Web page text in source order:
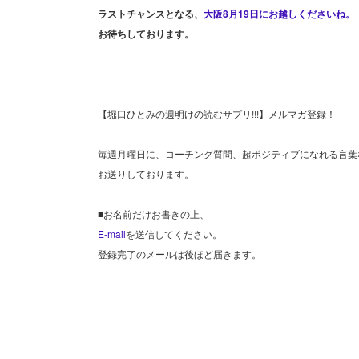
ラストチャンスとなる、 大阪8月19日にお越しくださいね。
お待ちしております。
【堀口ひとみの週明けの読むサプリ!!!】メルマガ登録！
毎週月曜日に、コーチング質問、超ポジティブになれる言
お送りしております。
■お名前だけお書きの上、
E-mailを送信してください。
登録完了のメールは後ほど届きます。